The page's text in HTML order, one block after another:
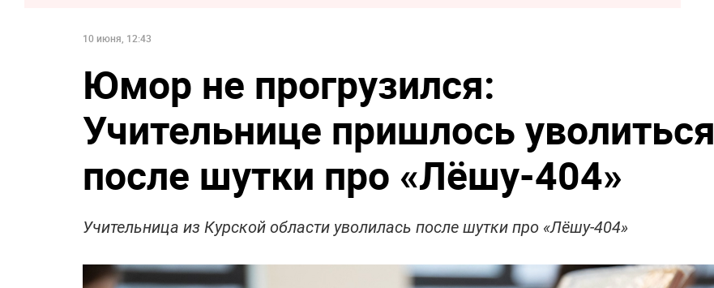
10 июня, 12:43
Юмор не прогрузился:
Учительнице пришлось уволиться
после шутки про «Лёшу-404»
Учительница из Курской области уволилась после шутки про «Лёшу-404»